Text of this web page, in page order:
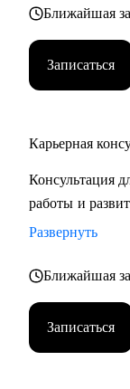
• часто меняли
• захотели
• хотите
построить поиск
Ближайшая
Записаться
Карьерная
Консультация
работы и
Развернуть
Ближайшая
Записаться